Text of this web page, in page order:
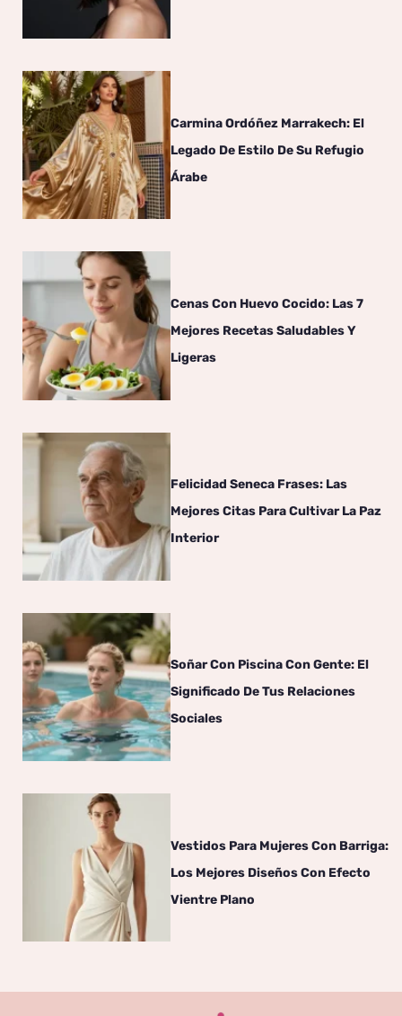
Carmina Ordóñez Marrakech: El
Legado De Estilo De Su Refugio
Árabe
Cenas Con Huevo Cocido: Las 7
Mejores Recetas Saludables Y
Ligeras
Felicidad Seneca Frases: Las
Mejores Citas Para Cultivar La Paz
Interior
Soñar Con Piscina Con Gente: El
Significado De Tus Relaciones
Sociales
Vestidos Para Mujeres Con Barriga:
Los Mejores Diseños Con Efecto
Vientre Plano